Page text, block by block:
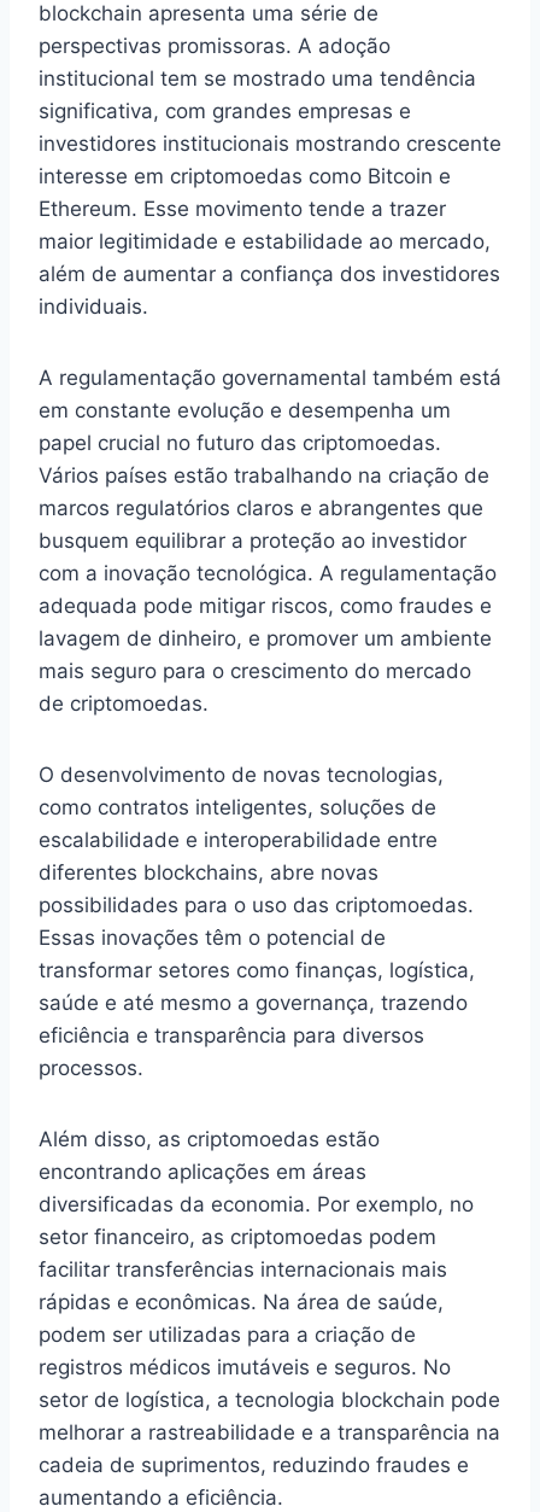
blockchain apresenta uma série de
perspectivas promissoras. A adoção
institucional tem se mostrado uma tendência
significativa, com grandes empresas e
investidores institucionais mostrando crescente
interesse em criptomoedas como Bitcoin e
Ethereum. Esse movimento tende a trazer
maior legitimidade e estabilidade ao mercado,
além de aumentar a confiança dos investidores
individuais.
A regulamentação governamental também está
em constante evolução e desempenha um
papel crucial no futuro das criptomoedas.
Vários países estão trabalhando na criação de
marcos regulatórios claros e abrangentes que
busquem equilibrar a proteção ao investidor
com a inovação tecnológica. A regulamentação
adequada pode mitigar riscos, como fraudes e
lavagem de dinheiro, e promover um ambiente
mais seguro para o crescimento do mercado
de criptomoedas.
O desenvolvimento de novas tecnologias,
como contratos inteligentes, soluções de
escalabilidade e interoperabilidade entre
diferentes blockchains, abre novas
possibilidades para o uso das criptomoedas.
Essas inovações têm o potencial de
transformar setores como finanças, logística,
saúde e até mesmo a governança, trazendo
eficiência e transparência para diversos
processos.
Além disso, as criptomoedas estão
encontrando aplicações em áreas
diversificadas da economia. Por exemplo, no
setor financeiro, as criptomoedas podem
facilitar transferências internacionais mais
rápidas e econômicas. Na área de saúde,
podem ser utilizadas para a criação de
registros médicos imutáveis e seguros. No
setor de logística, a tecnologia blockchain pode
melhorar a rastreabilidade e a transparência na
cadeia de suprimentos, reduzindo fraudes e
aumentando a eficiência.